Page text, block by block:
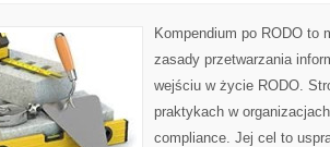
Kompendium po RODO to
zasady przetwarzania
wejściu w życie RODO.
praktykach w
compliance. Jej cel to